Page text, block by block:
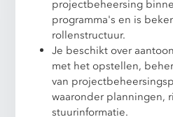
projectbeheersing
programma's en is
rollenstructuur.
Je beschikt over
met het opstellen,
van
waaronder planningen,
stuurinformatie.